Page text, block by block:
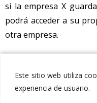
Este sitio web utiliza
experiencia de usuario.
si la empresa X
podrá acceder a su
otra empresa.